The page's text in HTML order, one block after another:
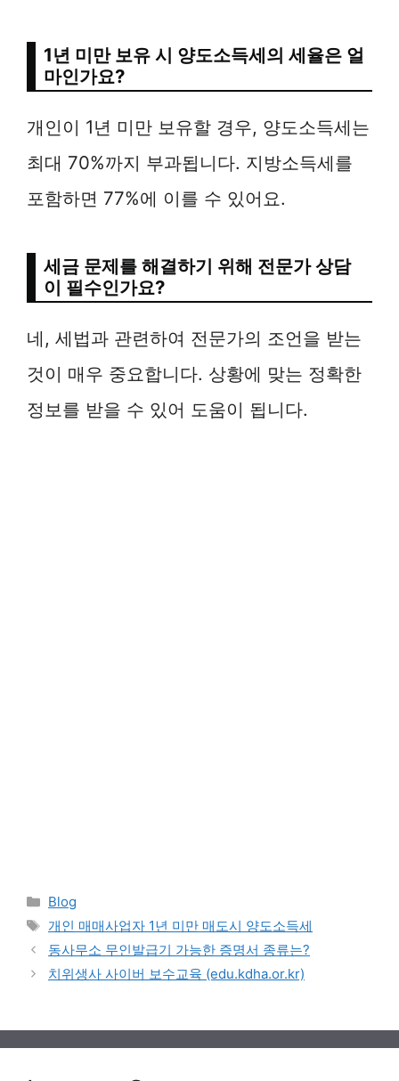
1년 미만 보유 시 양도소득세의 세율은 얼
마인가요?
개인이 1년 미만 보유할 경우, 양도소득세는
최대 70%까지 부과됩니다. 지방소득세를
포함하면 77%에 이를 수 있어요.
세금 문제를 해결하기 위해 전문가 상담
이 필수인가요?
네, 세법과 관련하여 전문가의 조언을 받는
것이 매우 중요합니다. 상황에 맞는 정확한
정보를 받을 수 있어 도움이 됩니다.
Categories
Blog
Tags
개인 매매사업자 1년 미만 매도시 양도소득세
동사무소 무인발급기 가능한 증명서 종류는?
치위생사 사이버 보수교육 (edu.kdha.or.kr)